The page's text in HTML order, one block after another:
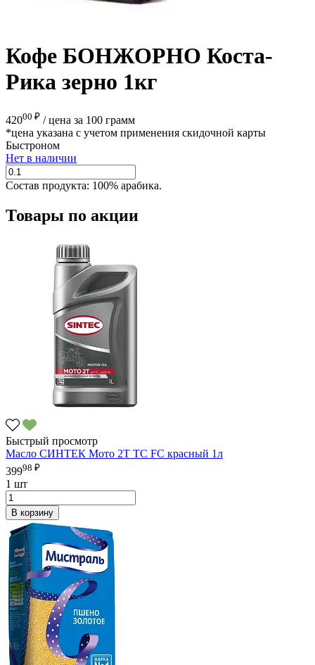
Кофе БОНЖОРНО Коста-
Рика зерно 1кг
42000 ₽ / цена за 100 грамм
*цена указана с учетом применения скидочной карты
Быстроном
Нет в наличии
Состав продукта: 100% арабика.
Товары по акции
Быстрый просмотр
Масло СИНТЕК Мото 2Т TC FC красный 1л
39998 ₽
1 шт
В корзину